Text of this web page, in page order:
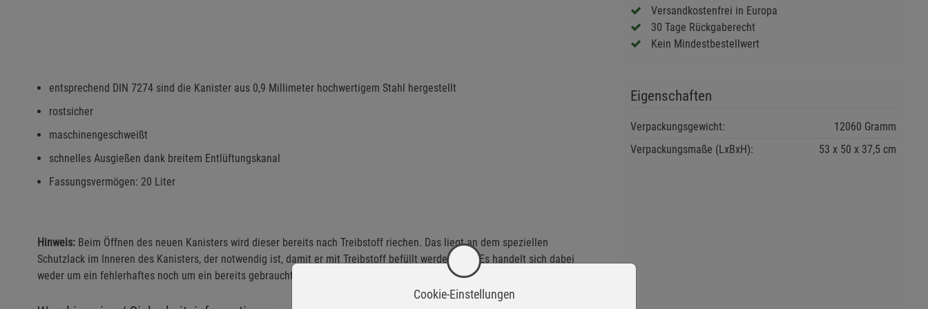
Versandkostenfrei in Europa
30 Tage Rückgaberecht
Kein Mindestbestellwert
entsprechend DIN 7274 sind die Kanister aus 0,9 Millimeter hochwertigem Stahl hergestellt
rostsicher
maschinengeschweißt
schnelles Ausgießen dank breitem Entlüftungskanal
Fassungsvermögen: 20 Liter
Hinweis: Beim Öffnen des neuen Kanisters wird dieser bereits nach Treibstoff riechen. Das liegt an dem speziellen
Schutzlack im Inneren des Kanisters, der notwendig ist, damit er mit Treibstoff befüllt werden darf. Es handelt sich dabei
weder um ein fehlerhaftes noch um ein bereits gebrauchtes Produkt.
Eigenschaften
Verpackungsgewicht:
12060 Gramm
Verpackungsmaße (LxBxH):
53 50 37,5 cm
Cookie-Einstellungen